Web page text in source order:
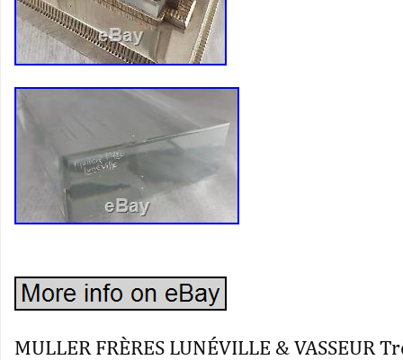
MULLER FRÈRES LUNÉVILLE & VASSEUR